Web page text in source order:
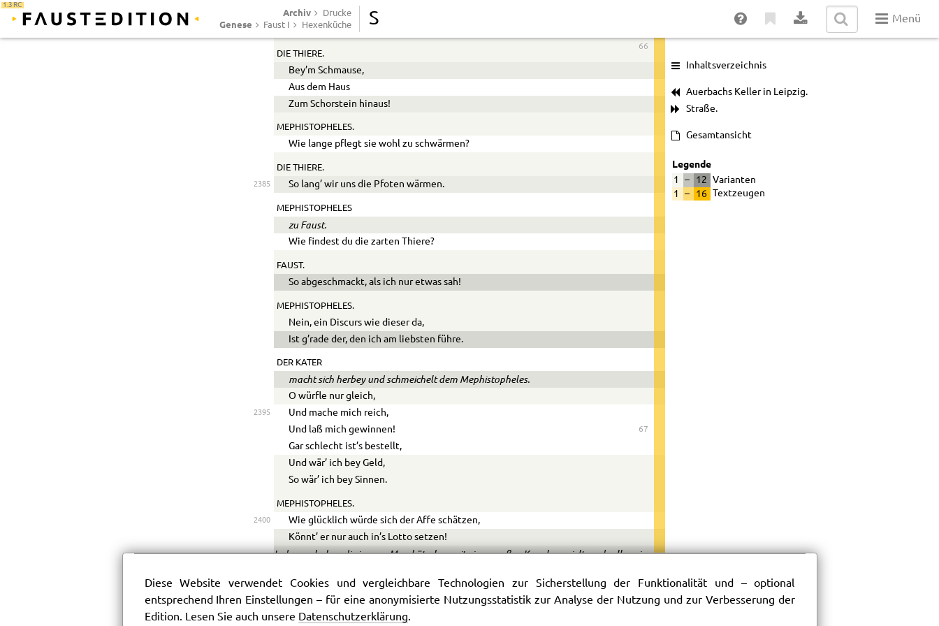
1.3 RC
Archiv Drucke
Genese Faust I Hexenküche S Menü
Zu den Thieren.
2380 Es scheint die Frau ist nicht zu Hause?
66
DIE THIERE.
Bey’m Schmause,
Aus dem Haus
Zum Schorstein hinaus!
MEPHISTOPHELES.
Wie lange pflegt sie wohl zu schwärmen?
DIE THIERE.
2385 So lang’ wir uns die Pfoten wärmen.
MEPHISTOPHELES
zu Faust.
Wie findest du die zarten Thiere?
FAUST.
So abgeschmackt, als ich nur etwas sah!
MEPHISTOPHELES.
Nein, ein Discurs wie dieser da,
Ist g’rade der, den ich am liebsten führe.
DER KATER
macht sich herbey und schmeichelt dem Mephistopheles.
O würfle nur gleich,
2395 Und mache mich reich,
67
Und laß mich gewinnen!
Gar schlecht ist’s bestellt,
Und wär’ ich bey Geld,
So wär’ ich bey Sinnen.
MEPHISTOPHELES.
2400
Wie glücklich würde sich der Affe schätzen,
Könnt’ er nur auch in’s Lotto setzen!
Indessen haben die jungen Meerkätzchen mit einer großen Kugel gespielt, und rollen sie
DER KATER.
Das ist die Welt;
Inhaltsverzeichnis
Auerbachs Keller in Leipzig.
Straße.
Gesamtansicht
Legende
1 – 12
Varianten
1
– 16 Textzeugen
Diese Website verwendet Cookies und vergleichbare Technologien zur Sicherstellung der Funktionalität und – optional
entsprechend Ihren Einstellungen – für eine anonymisierte Nutzungsstatistik zur Analyse der Nutzung und zur Verbesserung der
Edition. Lesen Sie auch unsere Datenschutzerklärung.